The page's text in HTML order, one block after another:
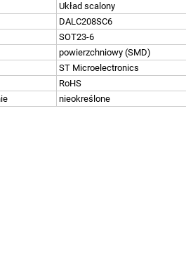
Układ scalony
DALC208SC6
SOT23-6
powierzchniowy (SMD)
ST Microelectronics
RoHS
nieokreślone